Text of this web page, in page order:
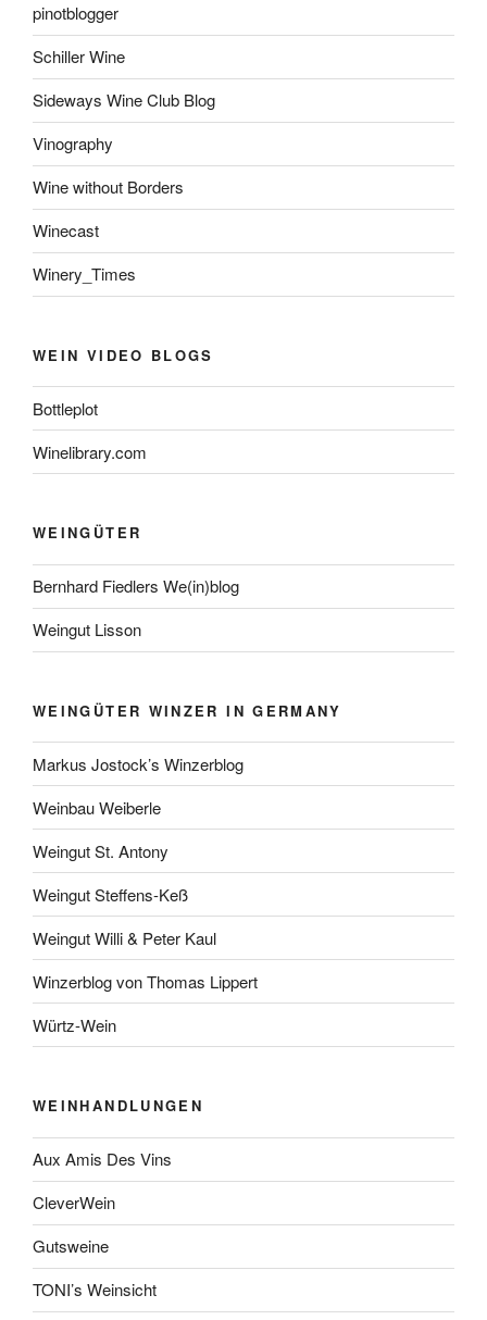
pinotblogger
Schiller Wine
Sideways Wine Club Blog
Vinography
Wine without Borders
Winecast
Winery_Times
WEIN VIDEO BLOGS
Bottleplot
Winelibrary.com
WEINGÜTER
Bernhard Fiedlers We(in)blog
Weingut Lisson
WEINGÜTER WINZER IN GERMANY
Markus Jostock’s Winzerblog
Weinbau Weiberle
Weingut St. Antony
Weingut Steffens-Keß
Weingut Willi & Peter Kaul
Winzerblog von Thomas Lippert
Würtz-Wein
WEINHANDLUNGEN
Aux Amis Des Vins
CleverWein
Gutsweine
TONI’s Weinsicht